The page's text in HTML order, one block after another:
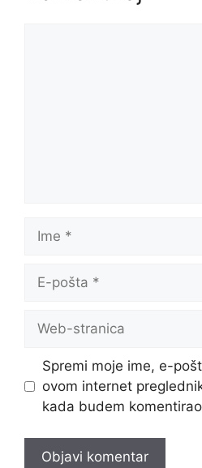
Ime
pošta
Web-
Spremi moje ime, e-
ovom internet
kada budem